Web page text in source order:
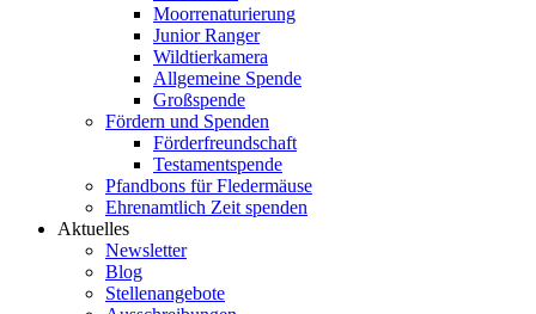
Moorrenaturierung
Junior Ranger
Wildtierkamera
Allgemeine Spende
Großspende
Fördern und Spenden
Förderfreundschaft
Testamentspende
Pfandbons für Fledermäuse
Ehrenamtlich Zeit spenden
Aktuelles
Newsletter
Blog
Stellenangebote